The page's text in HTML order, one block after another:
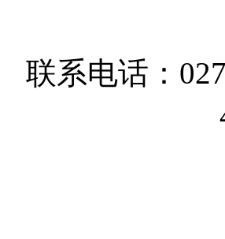
联系电话：